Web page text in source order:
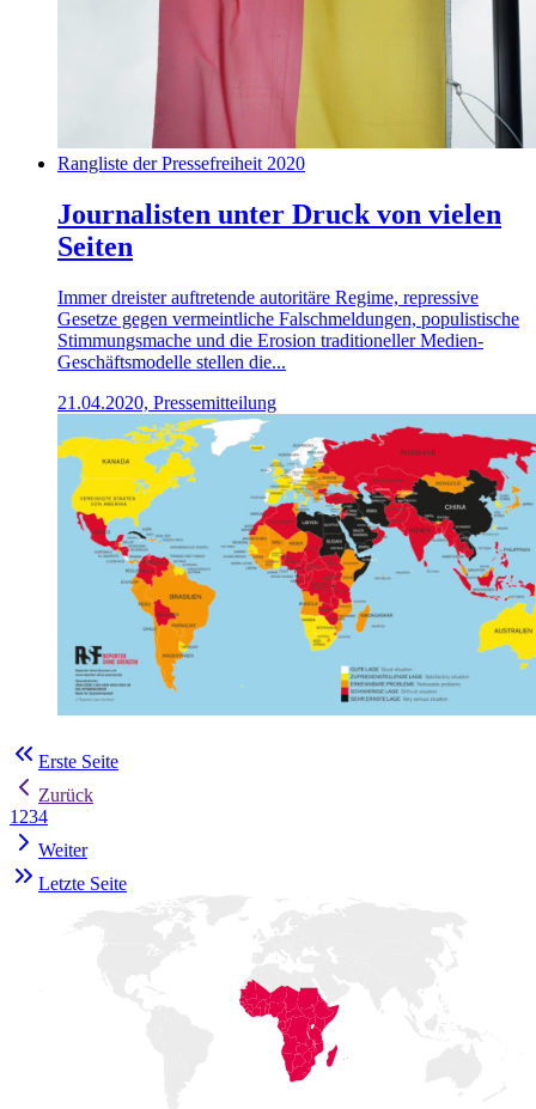
Rangliste der Pressefreiheit 2020
Journalisten unter Druck von vielen
Seiten
Immer dreister auftretende autoritäre Regime, repressive
Gesetze gegen vermeintliche Falschmeldungen, populistische
Stimmungsmache und die Erosion traditioneller Medien-
Geschäftsmodelle stellen die...
21.04.2020, Pressemitteilung
Erste Seite
Zurück
1 234
Weiter
Letzte Seite